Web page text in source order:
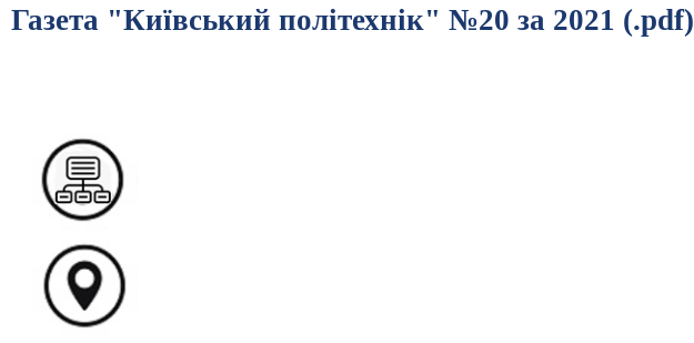
Газета "Київський політехнік" №20 за 2021 (.pdf)